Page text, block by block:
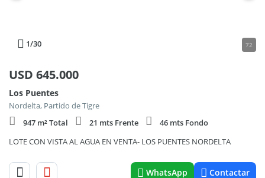
1/30 72
USD 645.000
Los Puentes
Nordelta, Partido de Tigre
947 m² Total
21 mts Frente
46 mts Fondo
LOTE CON VISTA AL AGUA EN VENTA- LOS PUENTES NORDELTA
WhatsApp Contactar